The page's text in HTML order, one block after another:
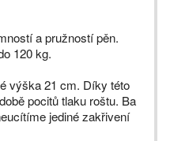
a pružností pěn.
120 kg.
výška 21 cm. Díky této
pocitů tlaku roštu. Ba
jediné zakřivení